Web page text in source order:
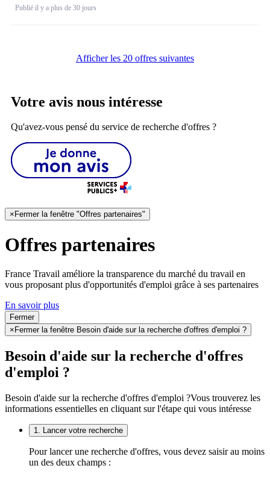
Publié il y a plus de 30 jours
Afficher les 20 offres suivantes
Votre avis nous intéresse
Qu'avez-vous pensé du service de recherche d'offres ?
× Fermer la fenêtre "Offres partenaires"
Offres partenaires
France Travail améliore la transparence du marché du travail en
vous proposant plus d'opportunités d'emploi grâce à ses partenaires
En savoir plus
Fermer
× Fermer la fenêtre Besoin d'aide sur la recherche d'offres d'emploi ?
Besoin d'aide sur la recherche d'offres
d'emploi ?
Besoin d'aide sur la recherche d'offres d'emploi ?Vous trouverez les
informations essentielles en cliquant sur l'étape qui vous intéresse
1. Lancer votre recherche
Pour lancer une recherche d'offres, vous devez saisir au moins
un des deux champs :